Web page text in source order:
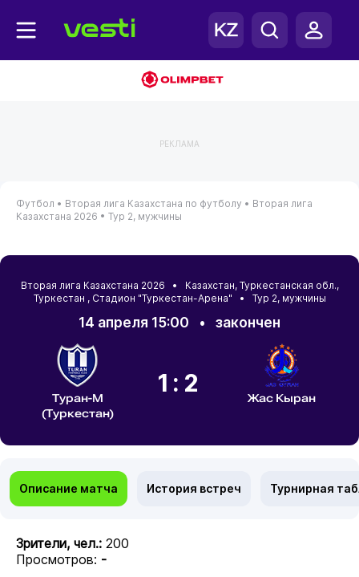
РЕКЛАМА
Футбол • Вторая лига Казахстана по футболу • Вторая лига
Казахстана 2026 • Тур 2, мужчины
Вторая лига Казахстана 2026 • Казахстан, Туркестанская обл.,
Туркестан , Стадион "Туркестан-Арена" • Тур 2, мужчины
14 апреля 15:00 • закончен
Туран-М
(Туркестан)
1:2
Жас Кыран
Описание матча История встреч Турнирная
Зрители, чел.: 200
Просмотров: -